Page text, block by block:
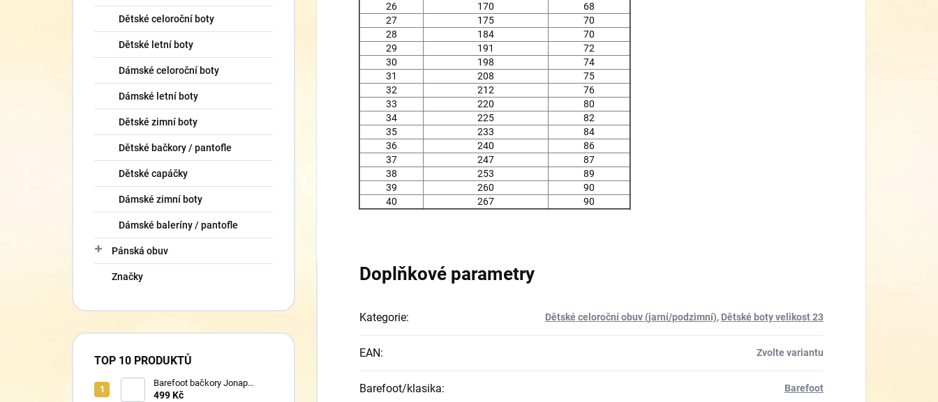
Dětské celoroční boty
Dětské letní boty
Dámské celoroční boty
Dámské letní boty
Dětské zimní boty
Dětské bačkory / pantofle
Dětské capáčky
Dámské zimní boty
Dámské baleríny / pantofle
Pánská obuv
Značky
TOP 10 PRODUKTŮ
Barefoot bačkory Jonap
Home New fialová kočička
499 Kč
26
170
68
27
175
70
28
184
70
29
191
72
30
198
74
31
208
75
32
212
76
33
220
80
34
225
82
35
233
84
36
240
86
37
247
87
38
253
89
39
260
90
40
267 90
Doplňkové parametry
Kategorie: Dětské celoroční obuv (jarní/podzimní), Dětské boty velikost 23
EAN: Zvolte variantu
Barefoot/klasika: Barefoot